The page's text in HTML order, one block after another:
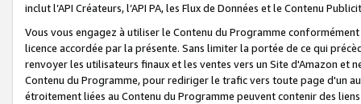
inclut l’API Créateurs, l’API PA, les Flux de Données et le Contenu
Vous vous engagez à utiliser le Contenu du Programme
licence accordée par la présente. Sans limiter la portée de ce qui
renvoyer les utilisateurs finaux et les ventes vers un Site d'Amazon et
Contenu du Programme, pour rediriger le trafic vers toute page d'un
étroitement liées au Contenu du Programme peuvent contenir des